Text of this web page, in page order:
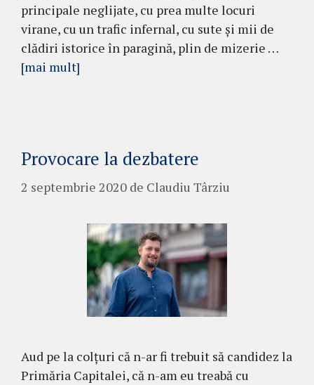
principale neglijate, cu prea multe locuri
virane, cu un trafic infernal, cu sute și mii de
clădiri istorice în paragină, plin de mizerie …
[mai mult]
Provocare la dezbatere
2 septembrie 2020 de Claudiu Târziu
Aud pe la colțuri că n-ar fi trebuit să candidez la
Primăria Capitalei, că n-am eu treabă cu